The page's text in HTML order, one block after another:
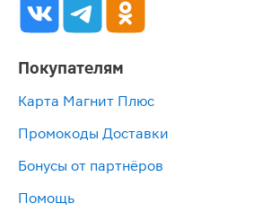
Покупателям
Карта Магнит Плюс
Промокоды Доставки
Бонусы от партнёров
Помощь